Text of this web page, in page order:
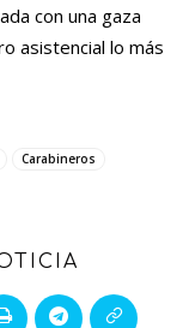
con una gaza
asistencial lo más
Carabineros